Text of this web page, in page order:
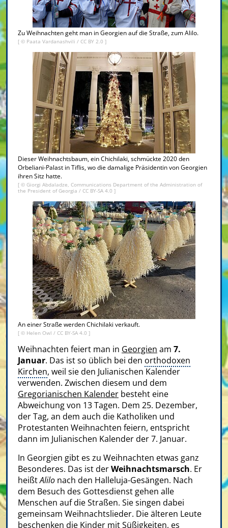
Zu Weihnachten geht man in Georgien auf die Straße, zum Alilo.
[ © Paata Vardanashvili / CC BY 2.0 ]
Dieser Weihnachtsbaum, ein Chichilaki, schmückte 2020 den
Orbeliani-Palast in Tiflis, wo die damalige Präsidentin von Georgien
ihren Sitz hatte.
[ © Giorgi Abdaladze, Communications Department of the Administration of
the President of Georgia / CC BY-SA 4.0 ]
An einer Straße werden Chichilaki verkauft.
[ © Helen Owl / CC BY-SA 4.0 ]
Weihnachten feiert man in Georgien am 7.
Januar. Das ist so üblich bei den orthodoxen
Kirchen, weil sie den Julianischen Kalender
verwenden. Zwischen diesem und dem
Gregorianischen Kalender besteht eine
Abweichung von 13 Tagen. Dem 25. Dezember,
der Tag, an dem auch die Katholiken und
Protestanten Weihnachten feiern, entspricht
dann im Julianischen Kalender der 7. Januar.
In Georgien gibt es zu Weihnachten etwas ganz
Besonderes. Das ist derWeihnachtsmarsch. Er
heißtAlilo nach den Halleluja-Gesängen. Nach
dem Besuch des Gottesdienst gehen alle
Menschen auf die Straßen. Sie singen dabei
gemeinsam Weihnachtslieder. Die älteren Leute
beschenken die Kinder mit Süßigkeiten, es